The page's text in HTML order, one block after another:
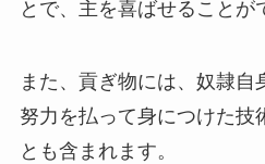
とで、主を喜ばせることが
また、貢ぎ物には、奴隷自
努力を払って身につけた技
とも含まれます。